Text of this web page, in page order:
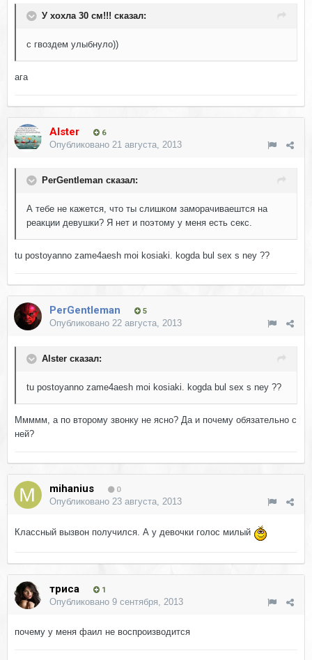
У хохла 30 см!!! сказал:
с гвоздем улыбнуло))
ага
Alster 6
Опубликовано 21 августа, 2013
PerGentleman сказал:
А тебе не кажется, что ты слишком заморачиваештся на
реакции девушки? Я нет и поэтому у меня есть секс.
tu postoyanno zame4aesh moi kosiaki. kogda bul sex s ney ??
PerGentleman 5
Опубликовано 22 августа, 2013
Alster сказал:
tu postoyanno zame4aesh moi kosiaki. kogda bul sex s ney ??
Ммммм, а по второму звонку не ясно? Да и почему обязательно с
ней?
mihanius 0
Опубликовано 23 августа, 2013
Классный вызвон получился. А у девочки голос милый
триса 1
Опубликовано 9 сентября, 2013
почему у меня фаил не воспроизводится